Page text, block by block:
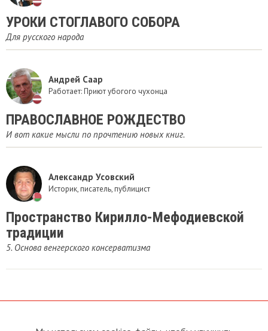
УРОКИ СТОГЛАВОГО СОБОРА
Для русского народа
Андрей Саар
Работает: Приют убогого чухонца
ПРАВОСЛАВНОЕ РОЖДЕСТВО
И вот какие мысли по прочтению новых книг.
Александр Усовский
Историк, писатель, публицист
Пространство Кирилло-Мефодиевской
традиции
5. Основа венгерского консерватизма